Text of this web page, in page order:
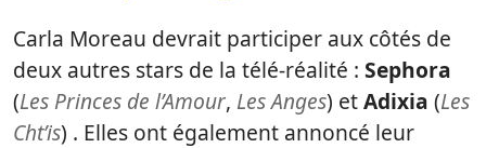
Carla Moreau devrait participer aux côtés de
deux autres stars de la télé-réalité : Sephora
(Les Princes de l’Amour, Les Anges) etAdixia (Les
Cht’is) . Elles ont également annoncé leur